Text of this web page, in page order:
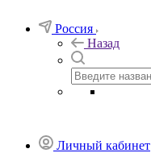
Россия
Назад
Личный кабинет